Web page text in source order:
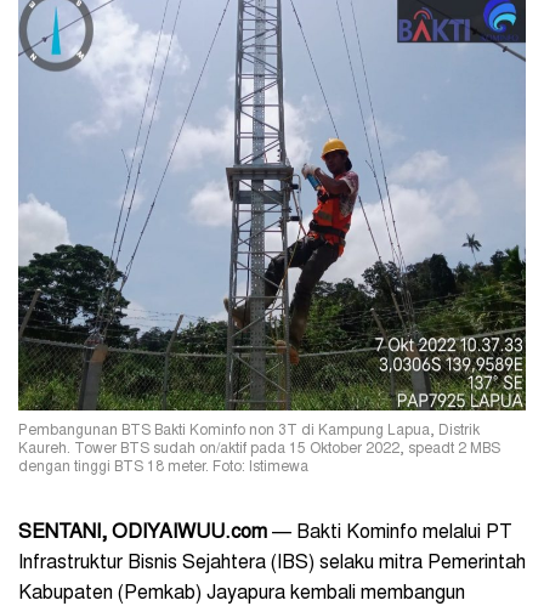
Pembangunan BTS Bakti Kominfo non 3T di Kampung Lapua, Distrik
Kaureh. Tower BTS sudah on/aktif pada 15 Oktober 2022, speadt 2 MBS
dengan tinggi BTS 18 meter. Foto: Istimewa
SENTANI, ODIYAIWUU.com — Bakti Kominfo melalui PT
Infrastruktur Bisnis Sejahtera (IBS) selaku mitra Pemerintah
Kabupaten (Pemkab) Jayapura kembali membangun